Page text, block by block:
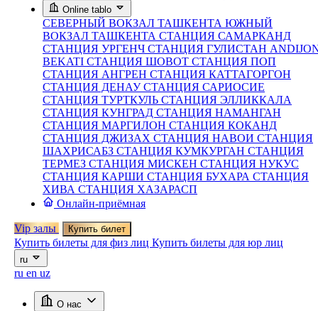
Online tablo
СЕВЕРНЫЙ ВОКЗАЛ ТАШКЕНТА ЮЖНЫЙ
ВОКЗАЛ ТАШКЕНТА СТАНЦИЯ САМАРКАНД
СТАНЦИЯ УРГЕНЧ СТАНЦИЯ ГУЛИСТАН
BEKATI СТАНЦИЯ ШОВОТ СТАНЦИЯ ПОП
СТАНЦИЯ АНГРЕН СТАНЦИЯ КАТТАГОРГОН
СТАНЦИЯ ДЕНАУСТАНЦИЯ САРИОСИЕ
СТАНЦИЯ ТУРТКУЛЬ СТАНЦИЯ ЭЛЛИККАЛА
СТАНЦИЯ КУНГРАД СТАНЦИЯ НАМАНГАН
СТАНЦИЯ МАРГИЛОН СТАНЦИЯ КОКАНД
СТАНЦИЯ ДЖИЗАХ СТАНЦИЯ НАВОИ СТАНЦИЯ
ШАХРИСАБЗ СТАНЦИЯ КУМКУРГАН СТАНЦИЯ
ТЕРМЕЗ СТАНЦИЯ МИСКЕН СТАНЦИЯ НУКУС
СТАНЦИЯ КАРШИ СТАНЦИЯ БУХАРА СТАНЦИЯ
ХИВА СТАНЦИЯ ХАЗАРАСП
Онлайн-приёмная
Vip залы Купить билет
Купить билеты для физ лиц Купить билеты для юр лиц
ru
ru en uz
О нас